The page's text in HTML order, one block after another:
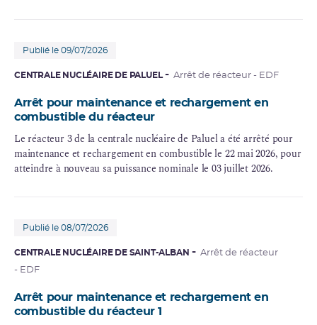
Publié le 09/07/2026
CENTRALE NUCLÉAIRE DE PALUEL Arrêt de réacteur - EDF
Arrêt pour maintenance et rechargement en
combustible du réacteur
Le réacteur 3 de la centrale nucléaire de Paluel a été arrêté pour
maintenance et rechargement en combustible le 22 mai 2026, pour
atteindre à nouveau sa puissance nominale le 03 juillet 2026.
Publié le 08/07/2026
CENTRALE NUCLÉAIRE DE SAINT-ALBAN
Arrêt de réacteur
- EDF
Arrêt pour maintenance et rechargement en
combustible du réacteur 1